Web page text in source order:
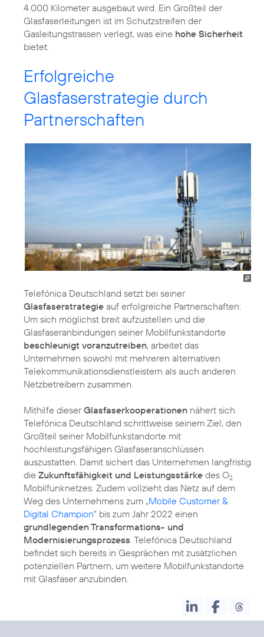
4.000 Kilometer ausgebaut wird. Ein Großteil der
Glasfaserleitungen ist im Schutzstreifen der
Gasleitungstrassen verlegt, was eine hohe Sicherheit
bietet.
Erfolgreiche
Glasfaserstrategie durch
Partnerschaften
Telefónica Deutschland setzt bei seiner
Glasfaserstrategie auf erfolgreiche Partnerschaften:
Um sich möglichst breit aufzustellen und die
Glasfaseranbindungen seiner Mobilfunkstandorte
beschleunigt voranzutreiben, arbeitet das
Unternehmen sowohl mit mehreren alternativen
Telekommunikationsdienstleistern als auch anderen
Netzbetreibern zusammen.
Mithilfe dieserGlasfaserkooperationen nähert sich
Telefónica Deutschland schrittweise seinem Ziel, den
Großteil seiner Mobilfunkstandorte mit
hochleistungsfähigen Glasfaseranschlüssen
auszustatten. Damit sichert das Unternehmen langfristig
die Zukunftsfähigkeit und Leistungsstärke des O2
Mobilfunknetzes. Zudem vollzieht das Netz auf dem
Weg des Unternehmens zum „Mobile Customer &
Digital Champion“ bis zum Jahr 2022 einen
grundlegenden Transformations- und
Modernisierungsprozess . Telefónica Deutschland
befindet sich bereits in Gesprächen mit zusätzlichen
potenziellen Partnern, um weitere Mobilfunkstandorte
mit Glasfaser anzubinden.